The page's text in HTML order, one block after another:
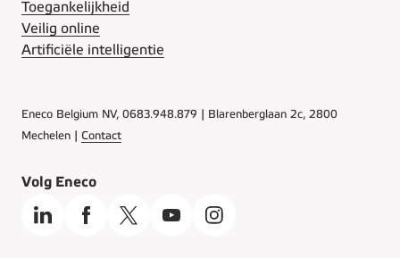
Toegankelijkheid
Veilig online
Artificiële intelligentie
Eneco Belgium NV, 0683.948.879 | Blarenberglaan 2c, 2800
Mechelen | Contact
Volg Eneco